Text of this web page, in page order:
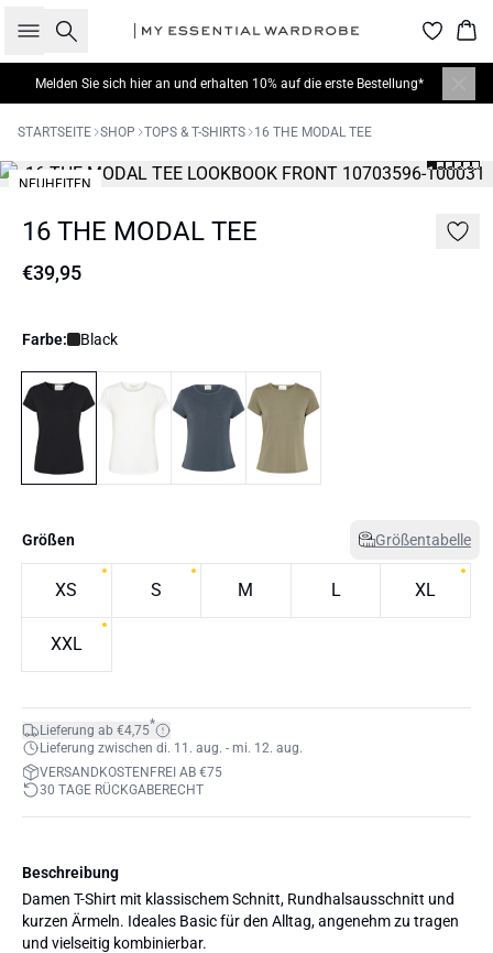
Suche
Melden Sie sich hieran und erhalten 10% auf die erste Bestellung*
STARTSEITE SHOP TOPS & T-SHIRTS 16 THE MODAL TEE
NEUHEITEN
16 THE MODAL TEE
€39,95
Farbe: Black
Größen Größentabelle
XS S M L XL
XXL
Lieferung ab €4,75*
Lieferung zwischen di. 11. aug. - mi. 12. aug.
VERSANDKOSTENFREI AB €75
30 TAGE RÜCKGABERECHT
Beschreibung
Damen T-Shirt mit klassischem Schnitt, Rundhalsausschnitt und
kurzen Ärmeln. Ideales Basic für den Alltag, angenehm zu tragen
und vielseitig kombinierbar.